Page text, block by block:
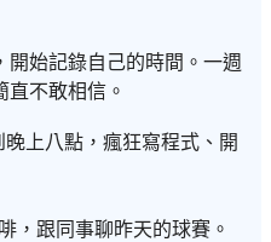
開始記錄自己的時間。一週
不敢相信。
上八點，瘋狂寫程式、開
，跟同事聊昨天的球賽。